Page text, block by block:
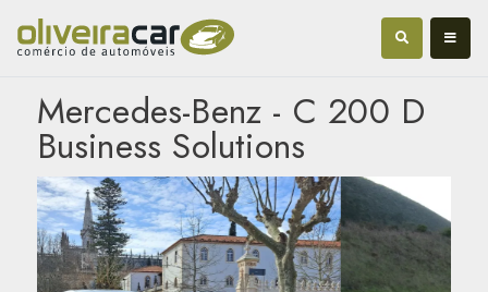
Mercedes-Benz - C 200 D
Business Solutions